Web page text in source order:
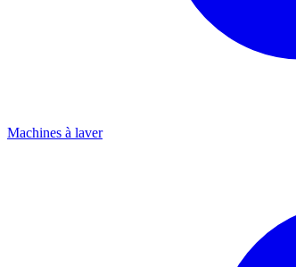
Machines à laver